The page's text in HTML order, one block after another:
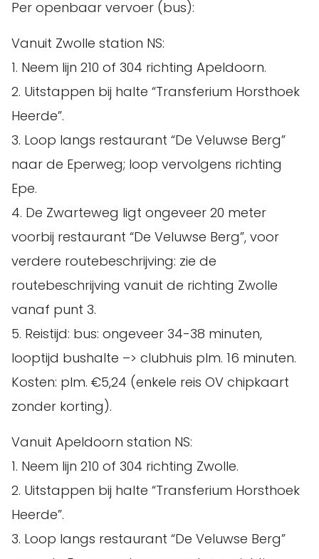
Per openbaar vervoer (bus):
Vanuit Zwolle station NS:
1. Neem lijn 210 of 304 richting Apeldoorn.
2. Uitstappen bij halte “Transferium Horsthoek
Heerde”.
3. Loop langs restaurant “De Veluwse Berg”
naar de Eperweg; loop vervolgens richting
Epe.
4. De Zwarteweg ligt ongeveer 20 meter
voorbij restaurant “De Veluwse Berg”, voor
verdere routebeschrijving: zie de
routebeschrijving vanuit de richting Zwolle
vanaf punt 3.
5. Reistijd: bus: ongeveer 34-38 minuten,
looptijd bushalte –> clubhuis plm. 16 minuten.
Kosten: plm. €5,24 (enkele reis OV chipkaart
zonder korting).
Vanuit Apeldoorn station NS:
1. Neem lijn 210 of 304 richting Zwolle.
2. Uitstappen bij halte “Transferium Horsthoek
Heerde”.
3. Loop langs restaurant “De Veluwse Berg”